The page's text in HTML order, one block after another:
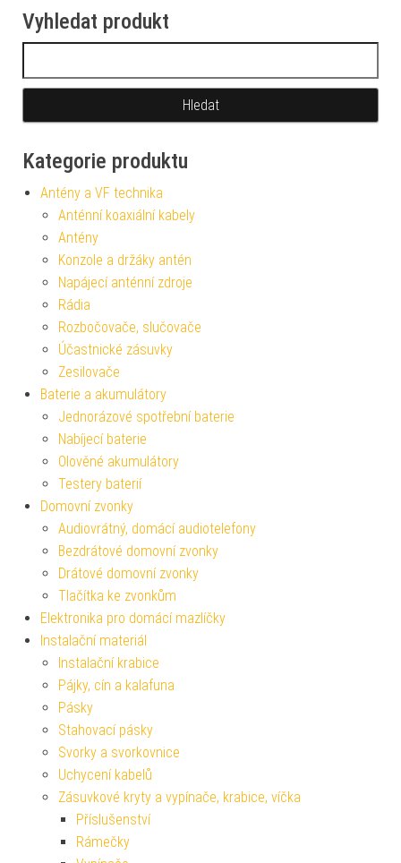
Vyhledat produkt
Kategorie produktu
Antény a VF technika
Anténní koaxiální kabely
Antény
Konzole a držáky antén
Napájecí anténní zdroje
Rádia
Rozbočovače, slučovače
Účastnické zásuvky
Zesilovače
Baterie a akumulátory
Jednorázové spotřební baterie
Nabíjecí baterie
Olověné akumulátory
Testery baterií
Domovní zvonky
Audiovrátný, domácí audiotelefony
Bezdrátové domovní zvonky
Drátové domovní zvonky
Tlačítka ke zvonkům
Elektronika pro domácí mazlíčky
Instalační materiál
Instalační krabice
Pájky, cín a kalafuna
Pásky
Stahovací pásky
Svorky a svorkovnice
Uchycení kabelů
Zásuvkové kryty a vypínače, krabice, víčka
Příslušenství
Rámečky